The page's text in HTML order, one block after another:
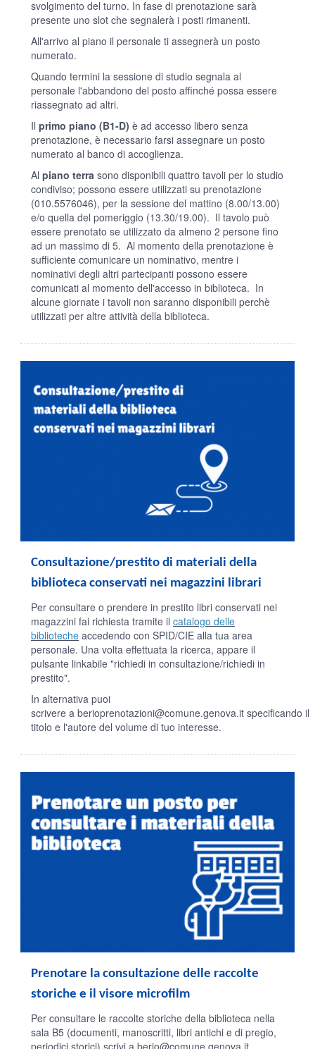
svolgimento del turno. In fase di prenotazione sarà
presente uno slot che segnalerà i posti rimanenti.
All'arrivo al piano il personale ti assegnerà un posto
numerato.
Quando termini la sessione di studio segnala al
personale l'abbandono del posto affinché possa essere
riassegnato ad altri.
Il primo piano (B1-D) è ad accesso libero senza
prenotazione, è necessario farsi assegnare un posto
numerato al banco di accoglienza.
Al piano terra sono disponibili quattro tavoli per lo studio
condiviso; possono essere utilizzati su prenotazione
(010.5576046), per la sessione del mattino (8.00/13.00)
e/o quella del pomeriggio (13.30/19.00). Il tavolo può
essere prenotato se utilizzato da almeno 2 persone fino
ad un massimo di 5. Al momento della prenotazione è
sufficiente comunicare un nominativo, mentre i
nominativi degli altri partecipanti possono essere
comunicati al momento dell'accesso in biblioteca. In
alcune giornate i tavoli non saranno disponibili perchè
utilizzati per altre attività della biblioteca.
Consultazione/prestito di materiali della
biblioteca conservati nei magazzini librari
Per consultare o prendere in prestito libri conservati nei
magazzini fai richiesta tramite il catalogo delle
biblioteche accedendo con SPID/CIE alla tua area
personale. Una volta effettuata la ricerca, appare il
pulsante linkabile "richiedi in consultazione/richiedi in
prestito".
In alternativa puoi
scrivere a berioprenotazioni@comune.genova.it specificando il
titolo e l'autore del volume di tuo interesse.
Prenotare la consultazione delle raccolte
storiche e il visore microfilm
Per consultare le raccolte storiche della biblioteca nella
sala B5 (documenti, manoscritti, libri antichi e di pregio,
periodici storici) scrivi a berio@comune.genova.it